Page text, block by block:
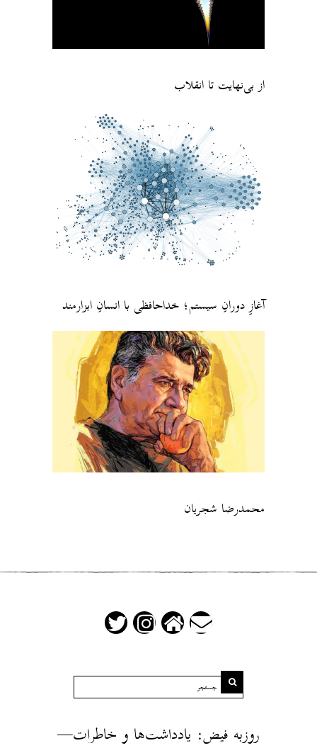
از بی‌نهایت تا انقلاب
آغازِ دورانِ سیستم؛ خداحافظی با انسانِ ابزارمند
محمدرضا شجریان
روزبه فیض: یادداشت‌ها و خاطرات—